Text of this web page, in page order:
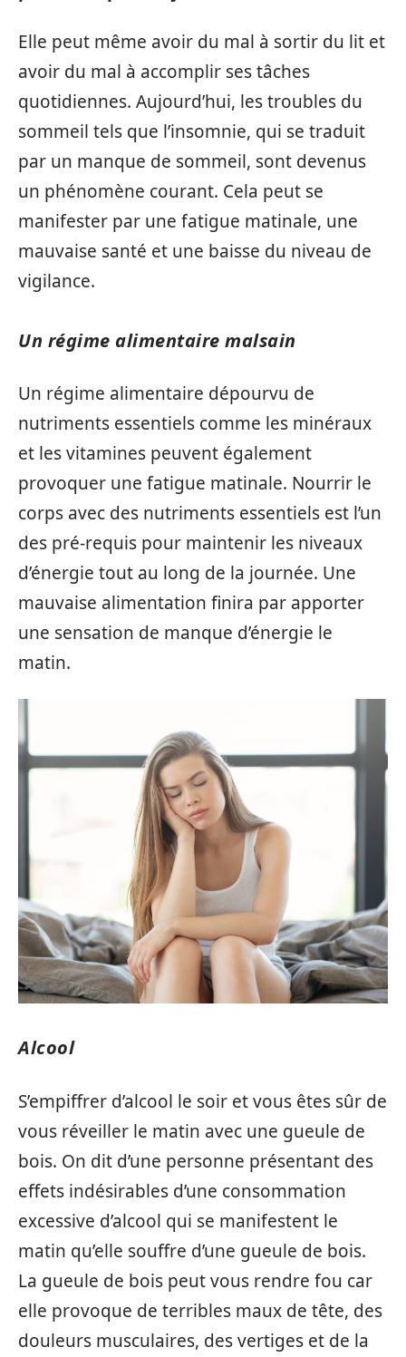
Elle peut même avoir du mal à sortir du lit et
avoir du mal à accomplir ses tâches
quotidiennes. Aujourd’hui, les troubles du
sommeil tels que l’insomnie, qui se traduit
par un manque de sommeil, sont devenus
un phénomène courant. Cela peut se
manifester par une fatigue matinale, une
mauvaise santé et une baisse du niveau de
vigilance.
Un régime alimentaire malsain
Un régime alimentaire dépourvu de
nutriments essentiels comme les minéraux
et les vitamines peuvent également
provoquer une fatigue matinale. Nourrir le
corps avec des nutriments essentiels est l’un
des pré-requis pour maintenir les niveaux
d’énergie tout au long de la journée. Une
mauvaise alimentation finira par apporter
une sensation de manque d’énergie le
matin.
Alcool
S’empiffrer d’alcool le soir et vous êtes sûr de
vous réveiller le matin avec une gueule de
bois. On dit d’une personne présentant des
effets indésirables d’une consommation
excessive d’alcool qui se manifestent le
matin qu’elle souffre d’une gueule de bois.
La gueule de bois peut vous rendre fou car
elle provoque de terribles maux de tête, des
douleurs musculaires, des vertiges et de la